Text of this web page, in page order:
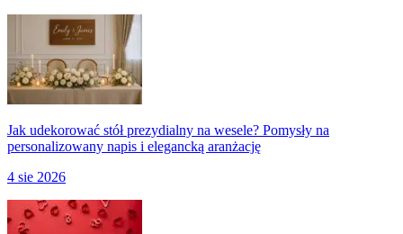
Jak udekorować stół prezydialny na wesele? Pomysły na
personalizowany napis i elegancką aranżację
4 sie 2026